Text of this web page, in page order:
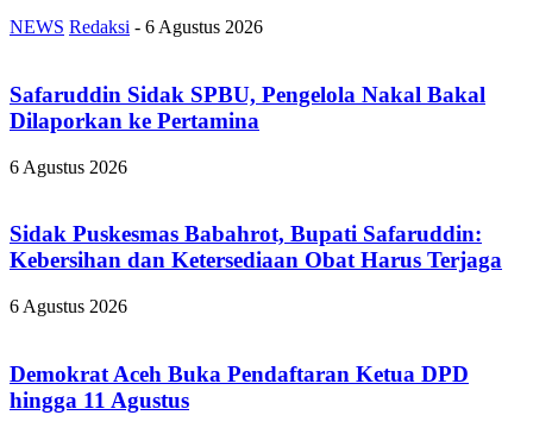
NEWS Redaksi - 6 Agustus 2026
Safaruddin Sidak SPBU, Pengelola Nakal Bakal
Dilaporkan ke Pertamina
6 Agustus 2026
Sidak Puskesmas Babahrot, Bupati Safaruddin:
Kebersihan dan Ketersediaan Obat Harus Terjaga
6 Agustus 2026
Demokrat Aceh Buka Pendaftaran Ketua DPD
hingga 11 Agustus